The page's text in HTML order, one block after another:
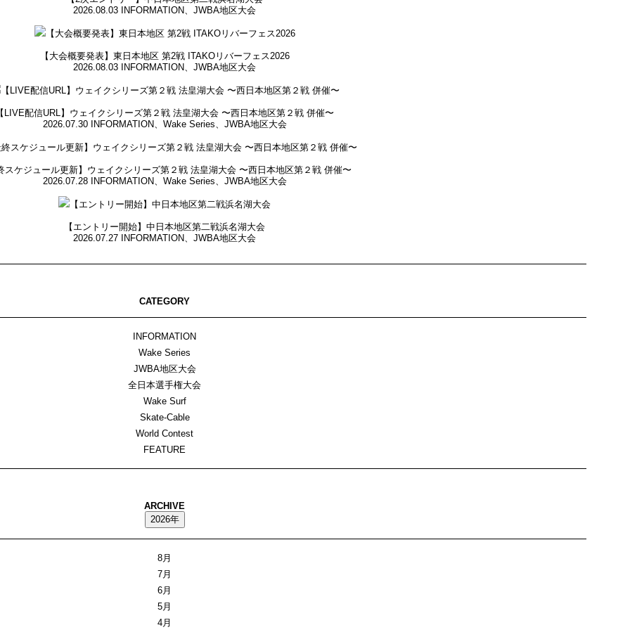
2026.08.03
INFORMATION、 JWBA地区大会
【大会概要発表】東日本地区 第2戦 ITAKOリバーフェス2026
2026.08.03
INFORMATION、 JWBA地区大会
LIVE配信URL】ウェイクシリーズ第２戦 法皇湖大会 〜西日本地区第２戦 併催〜
2026.07.30
INFORMATION、 Wake Series、 JWBA地区大会
スケジュール更新】ウェイクシリーズ第２戦 法皇湖大会 〜西日本地区第２戦 併催〜
2026.07.28
INFORMATION、 Wake Series、 JWBA地区大会
【エントリー開始】中日本地区第二戦浜名湖大会
2026.07.27
INFORMATION、 JWBA地区大会
CATEGORY
INFORMATION
Wake Series
JWBA地区大会
全日本選手権大会
Wake Surf
Skate-Cable
World Contest
FEATURE
ARCHIVE
2026年
8月
7月
6月
5月
4月